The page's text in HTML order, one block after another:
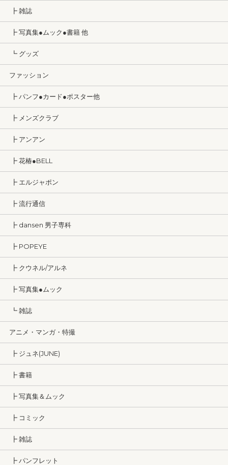
┣ 雑誌
┣ 写真集●ムック●書籍 他
┗ グッズ
ファッション
┣ パンフ●カード●ポスター他
┣ メンズクラブ
┣ アンアン
┣ 花椿●BELL
┣ エルジャポン
┣ 流行通信
┣ dansen 男子専科
┣ POPEYE
┣ クウネル/アルネ
┣ 写真集●ムック
┗ 雑誌
アニメ・マンガ・特撮
┣ ジュネ(JUNE)
┣ 書籍
┣ 写真集＆ムック
┣ コミック
┣ 雑誌
┣ パンフレット